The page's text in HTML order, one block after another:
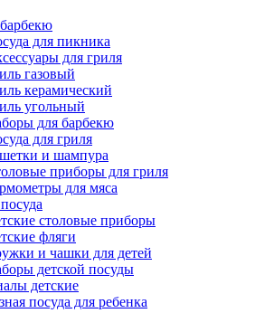
для пикника
для гриля
газовый
керамический
угольный
для барбекю
для гриля
и шампура
приборы для гриля
для мяса
столовые приборы
фляги
и чашки для детей
детской посуды
детские
посуда для ребенка